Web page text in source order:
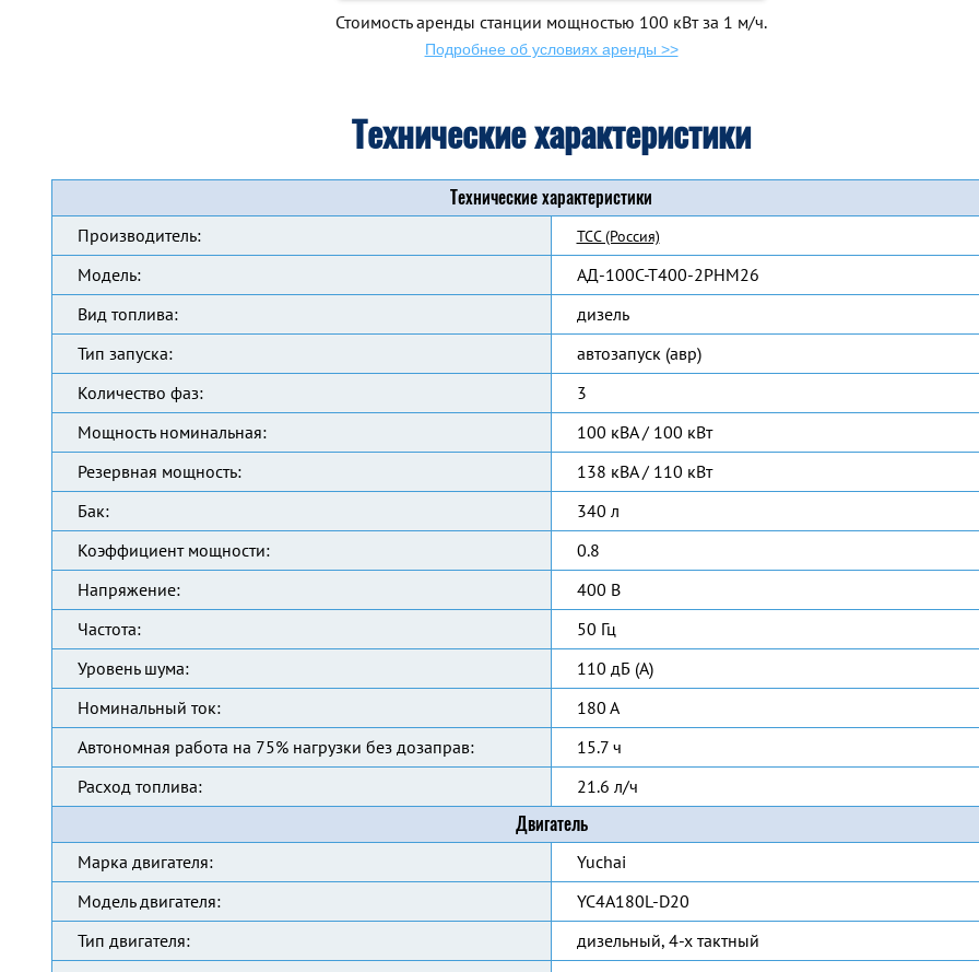
Стоимость аренды станции мощностью 100 кВт за 1 м/ч.
Подробнее об условиях аренды >>
Технические характеристики
Технические характеристики
Производитель: ТСС (Россия)
Модель:
АД-100С-Т400-2РНМ26
Вид топлива:
дизель
Тип запуска:
автозапуск (авр)
Количество фаз:
3
Мощность номинальная:
100 кВА / 100 кВт
Резервная мощность:
138 кВА / 110 кВт
Бак:
340 л
Коэффициент мощности:
0.8
Напряжение:
400 В
Частота:
50 Гц
Уровень шума:
110 дБ (А)
Номинальный ток:
180 А
Автономная работа на 75% нагрузки без дозаправ:
15.7 ч
Расход топлива:
21.6 л/ч
Двигатель
Марка двигателя:
Yuchai
Модель двигателя:
YC4A180L-D20
Тип двигателя:
дизельный, 4-х тактный